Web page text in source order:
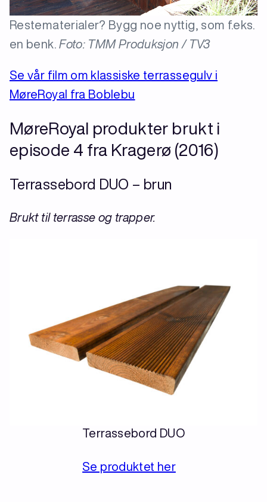
Restematerialer? Bygg noe nyttig, som f.eks.
en benk.Foto: TMM Produksjon / TV3
Se vår film om klassiske terrassegulv i
MøreRoyal fra Boblebu
MøreRoyal produkter brukt i
episode 4 fra Kragerø (2016)
Terrassebord DUO – brun
Brukt til terrasse og trapper.
Terrassebord DUO
Se produktet her